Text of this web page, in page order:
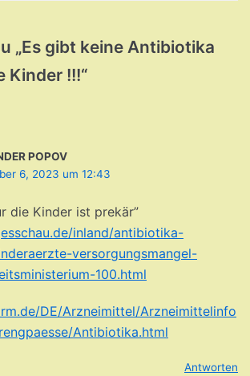
„Es gibt keine Antibiotika
Kinder !!!“
POPOV
6, 2023 um 12:43
die Kinder ist prekär”
inland/antibiotika-
versorgungsmangel-
100.html
DE/Arzneimittel/Arzneimittelinfo
Antibiotika.html
Antworten